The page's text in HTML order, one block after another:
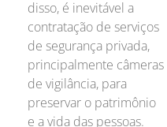
disso, é inevitável a
contratação de serviços
de segurança privada,
principalmente câmeras
de vigilância, para
preservar o patrimônio
e a vida das pessoas.